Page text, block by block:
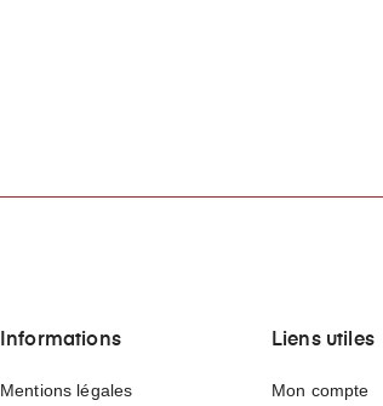
Informations
Mentions légales
Liens utiles
Mon compte